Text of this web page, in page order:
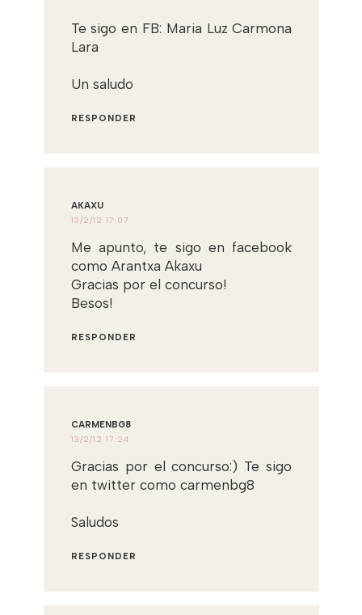
Te sigo en FB: Maria Luz Carmona
Lara
Un saludo
RESPONDER
AKAXU
13/2/12 17:07
Me apunto, te sigo en facebook
como Arantxa Akaxu
Gracias por el concurso!
Besos!
RESPONDER
CARMENBG8
13/2/12 17:24
Gracias por el concurso:) Te sigo
en twitter como carmenbg8
Saludos
RESPONDER